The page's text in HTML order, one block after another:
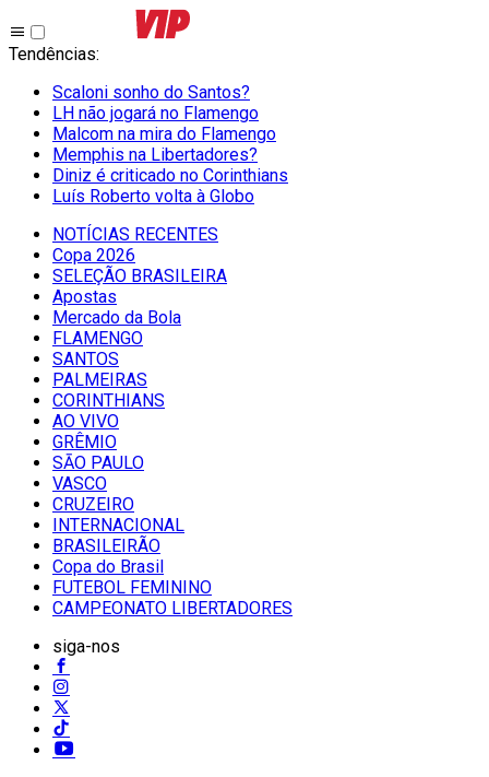
Tendências:
Scaloni sonho do Santos?
LH não jogará no Flamengo
Malcom na mira do Flamengo
Memphis na Libertadores?
Diniz é criticado no Corinthians
Luís Roberto volta à Globo
NOTÍCIAS RECENTES
Copa 2026
SELEÇÃO BRASILEIRA
Apostas
Mercado da Bola
FLAMENGO
SANTOS
PALMEIRAS
CORINTHIANS
AO VIVO
GRÊMIO
SĀO PAULO
VASCO
CRUZEIRO
INTERNACIONAL
BRASILEIRÃO
Copa do Brasil
FUTEBOL FEMININO
CAMPEONATO LIBERTADORES
siga-nos